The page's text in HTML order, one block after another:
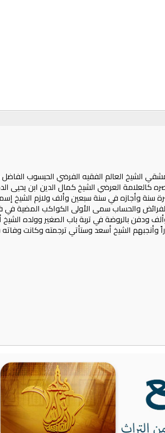
الشيخ العالم الفقيه الفرضي الحيسوب الفاضل
كالعلامة العرضي الشيخ كمال الدين ابن يحيى
وأجازه في سنة سبعين وألف ولازم الشيخ
والحساب سمى الأولى الكواكب المضية في
بالروضة في تربة باب الصغير وولده
الشيخ أسعد وستأتي ترجمته وكانت